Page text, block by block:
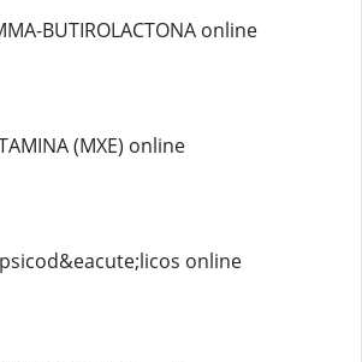
BUTIROLACTONA online
(MXE) online
online